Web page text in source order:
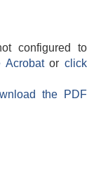
configured to
Acrobatorclick
the PDF